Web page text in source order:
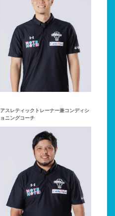
アスレティックトレーナー兼コンディシ
ョニングコーチ